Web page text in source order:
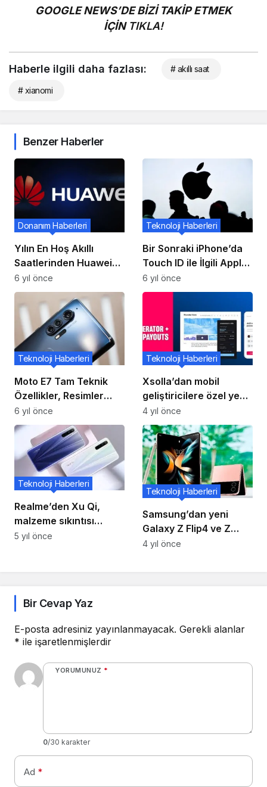
GOOGLE NEWS’DE BİZİ TAKİP ETMEK
İÇİN TIKLA!
Haberle ilgili daha fazlası: # akıllı saat
# xianomi
Benzer Haberler
Yılın En Hoş Akıllı
Saatlerinden Huawei
Watch GT 2 Pro’nun
Dikkat Çeken
Özellikleri!
Donanım Haberleri
6 yıl önce
Bir Sonraki iPhone’da
Touch ID ile İlgili Apple
Anket İpuçları, Kutuda
USB Kablosu Olmadan
Teknoloji Haberleri
6 yıl önce
Moto E7 Tam Teknik
Özellikler, Resimler
Çevrimiçi Bir Satıcı
Listesinde Görünür
Teknoloji Haberleri
6 yıl önce
Xsolla’dan mobil
geliştiricilere özel yeni
güncellemeler
Teknoloji Haberleri
4 yıl önce
Realme’den Xu Qi,
malzeme sıkıntısı
nedeniyle 2021 yılının
ediyor
Teknoloji Haberleri
5 yıl önce
Samsung’dan yeni
Galaxy Z Flip4 ve Z
Fold4 için
Teknoloji Haberleri
4 yıl önce
Bir Cevap Yaz
E-posta adresiniz yayınlanmayacak. Gerekli alanlar
* ile işaretlenmişlerdir
YORUMUNUZ *
0/30 karakter
Ad *